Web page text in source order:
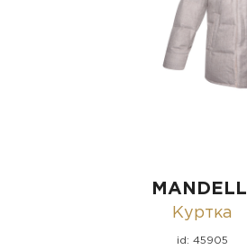
MANDELLI
Куртка
id: 45905